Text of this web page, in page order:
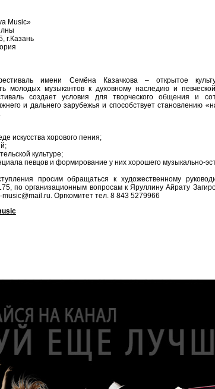
Music»
г.Казань
имени Семёна Казачкова – открытое
молодых музыкантов к духовному наследию и певческой
создает условия для творческого общения и
и дальнего зарубежья и способствует становлению
искусства хорового пения;
культуре;
певцов и формирование у них хорошего музыкально-
просим обращаться к художественному
по организационным вопросам к Яруллину Айрату
Оргкомитет тел. 8 843 5279966